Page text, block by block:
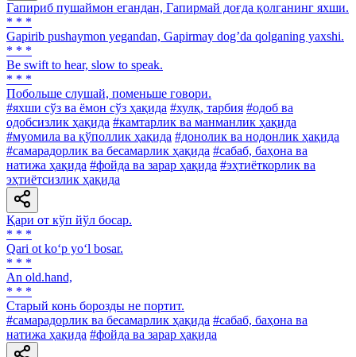
Гапириб пушаймон егандан, Гапирмай доғда қолганинг яхши.
* * *
Gapirib pushaymon yegandan, Gapirmay dogʼda qolganing yaxshi.
* * *
Be swift to hear, slow to speak.
* * *
Побольше слушай, поменьше говори.
#яхши сўз ва ёмон сўз ҳақида #хулқ, тарбия #одоб ва
одобсизлик ҳақида #камтарлик ва манманлик ҳақида
#муомила ва қўполлик ҳақида #донолик ва нодонлик ҳақида
#самарадорлик ва бесамарлик ҳақида #сабаб, баҳона ва
натижа ҳақида #фойда ва зарар ҳақида #эҳтиёткорлик ва
эҳтиётсизлик ҳақида
Қари от кўп йўл босар.
* * *
Qari ot ko‘p yo‘l bosar.
* * *
An old.hand,
* * *
Старый конь борозды не портит.
#самарадорлик ва бесамарлик ҳақида #сабаб, баҳона ва
натижа ҳақида #фойда ва зарар ҳақида